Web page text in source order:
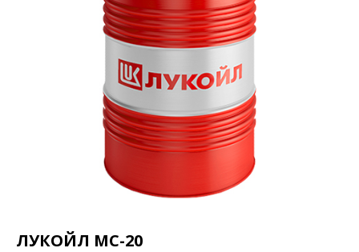
ЛУКОЙЛ МС-20